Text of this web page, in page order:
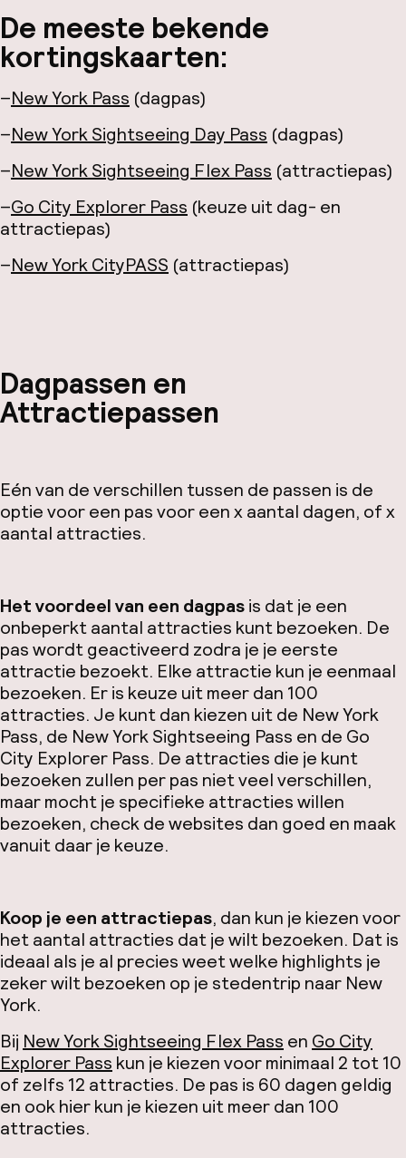
De meeste bekende
kortingskaarten:
–New York Pass (dagpas)
–New York Sightseeing Day Pass (dagpas)
–New York Sightseeing Flex Pass (attractiepas)
–Go City Explorer Pass (keuze uit dag- en
attractiepas)
–New York CityPASS (attractiepas)
Dagpassen en
Attractiepassen
Eén van de verschillen tussen de passen is de
optie voor een pas voor een x aantal dagen, of x
aantal attracties.
Het voordeel van een dagpasis dat je een
onbeperkt aantal attracties kunt bezoeken. De
pas wordt geactiveerd zodra je je eerste
attractie bezoekt. Elke attractie kun je eenmaal
bezoeken. Er is keuze uit meer dan 100
attracties. Je kunt dan kiezen uit de New York
Pass, de New York Sightseeing Pass en de Go
City Explorer Pass. De attracties die je kunt
bezoeken zullen per pas niet veel verschillen,
maar mocht je specifieke attracties willen
bezoeken, check de websites dan goed en maak
vanuit daar je keuze.
Koop je een attractiepas, dan kun je kiezen voor
het aantal attracties dat je wilt bezoeken. Dat is
ideaal als je al precies weet welke highlights je
zeker wilt bezoeken op je stedentrip naar New
York.
Bij New York Sightseeing Flex Pass en Go City
Explorer Pass kun je kiezen voor minimaal 2 tot 10
of zelfs 12 attracties. De pas is 60 dagen geldig
en ook hier kun je kiezen uit meer dan 100
attracties.